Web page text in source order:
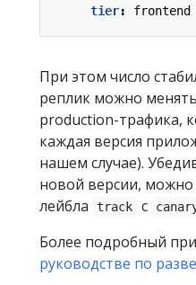
tier: frontend
При этом число
реплик можно
production-трафика,
каждая версия
нашем случае).
новой версии,
лейбла
track с
Более подробный
руководстве по